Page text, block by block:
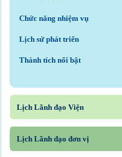
Chức năng nhiệm vụ
Lịch sử phát triển
Thành tích nổi bật
Lịch Lãnh đạo Viện
Lịch Lãnh đạo đơn vị